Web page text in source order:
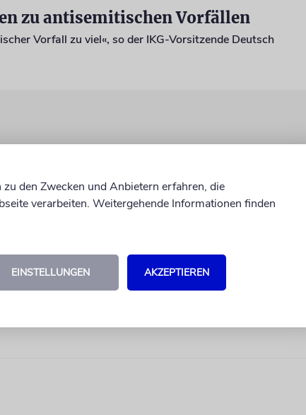
zu antisemitischen Vorfällen
Vorfall zu viel«, so der IKG-Vorsitzende Deutsch
den Zwecken und Anbietern erfahren, die
verarbeiten. Weitergehende Informationen finden
EINSTELLUNGEN AKZEPTIEREN